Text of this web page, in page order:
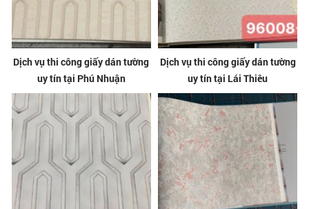
Dịch vụ thi công giấy dán tường
uy tín tại Phú Nhuận
Dịch vụ thi công giấy dán tường
uy tín tại Lái Thiêu